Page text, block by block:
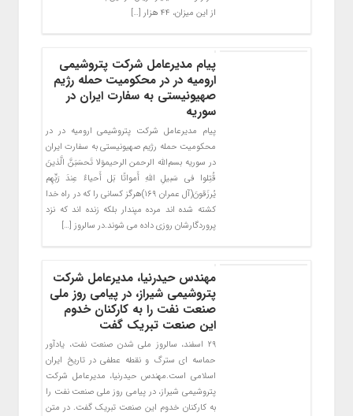
از این میزان، ۴۴ هزار […]
پیام مدیرعامل شرکت پتروشیمی
ارومیه در در محکومیت حمله رژیم
صهیونیستی به سفارت ایران در
سوریه
پیام مدیرعامل شرکت پتروشیمی ارومیه در در
محکومیت حمله رژیم صهیونیستی به سفارت ایران
در سوریه بسم‌الله الرحمن الرحیموَلا تَحسَبَنَّ الَّذینَ
قُتِلوا فی سَبیلِ اللَّهِ أَمواتًا بَل أَحیاءٌ عِندَ رَبِّهِم
یُرزَقونَ(آل عمران ۱۶۹)هرگز کسانى را که در راه خدا
کشته شده‏ اند مرده مپندار بلکه زنده‏ اند که نزد
پروردگارشان روزى داده مى ‏شوند.در سالروز […]
مهندس حیدرنیا، مدیرعامل شرکت
پتروشیمی شیراز، در پیامی روز ملی
صنعت نفت را به کارکنان خدوم
این صنعت تبریک گفت
۲۹ اسفند، سالروز ملی شدن صنعت نفت، یادآور
حماسه ای سترگ و نقطه عطفی در تاریخ ایران
اسلامی است.مهندس حیدرنیا، مدیرعامل شرکت
پتروشیمی شیراز، در پیامی روز ملی صنعت نفت را
به کارکنان خدوم این صنعت تبریک گفت. در متن